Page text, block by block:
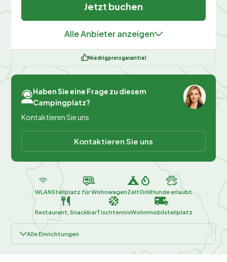
Jetzt buchen
Alle Anbieter anzeigen
Niedrigpreisgarantie!
Haben Sie eine Frage zu diesem
Campingplatz?
Kontaktieren Sie uns
Kontaktieren Sie uns
WLANStellplatz für WohnwagenZeltGrillHunde erlaubt
Restaurant, SnackbarTischtennisWohnmobilstellplatz
Alle Einrichtungen